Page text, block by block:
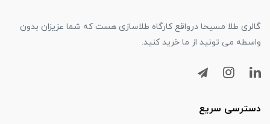
گالری طلا مسیحا درواقع کارگاه طلاسازی هست که شما عزیزان بدون
واسطه می تونید از ما خرید کنید.
دسترسی سریع